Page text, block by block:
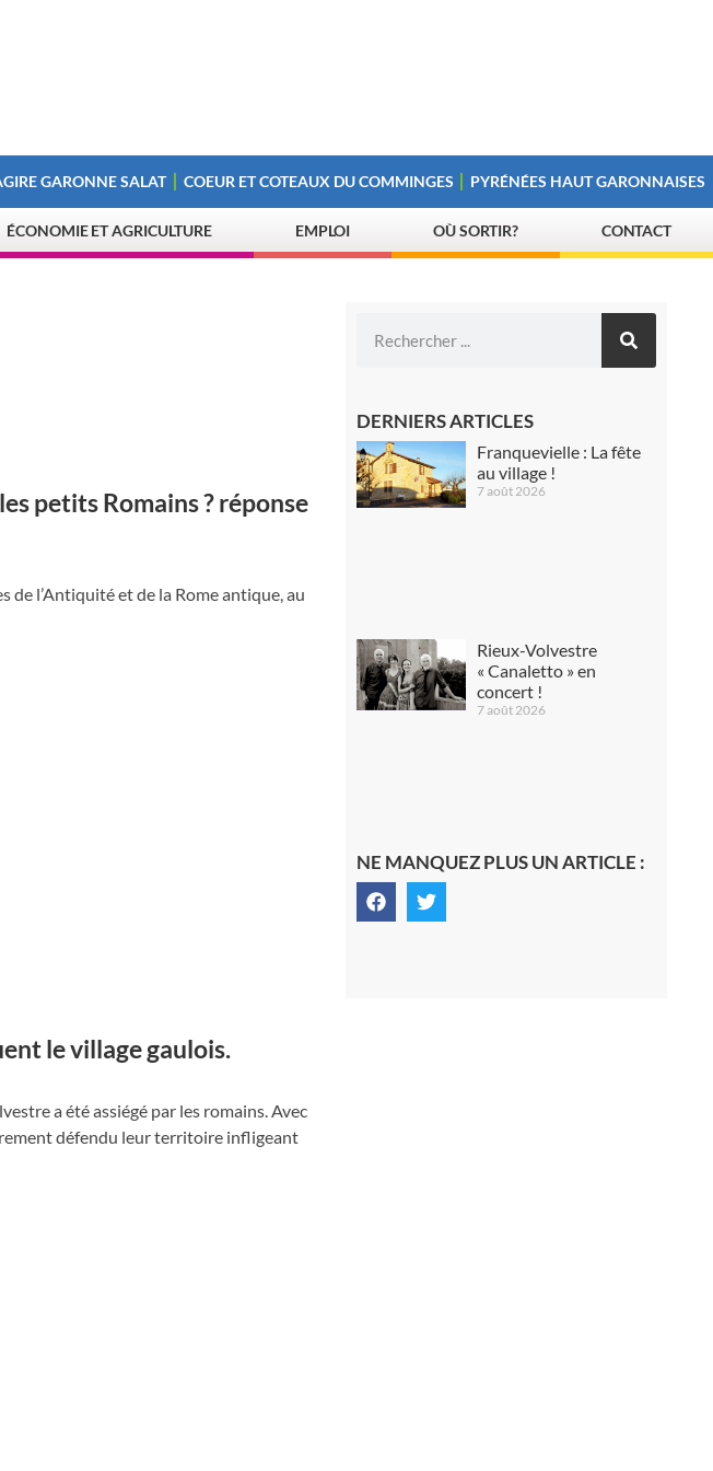
GARONNE SALAT COEUR ET COTEAUX DU COMMINGES PYRÉNÉES HAUT GARONNAISES
ÉCONOMIE ET AGRICULTURE EMPLOI OÙ SORTIR? CONTACT
petits Romains ? réponse
de l’Antiquité et de la Rome antique, au
le village gaulois.
a été assiégé par les romains. Avec
défendu leur territoire infligeant
DERNIERS ARTICLES
Franquevielle : La fête
au village !
7 août 2026
Rieux-Volvestre
« Canaletto » en
concert !
7 août 2026
NE MANQUEZ PLUS UN ARTICLE :